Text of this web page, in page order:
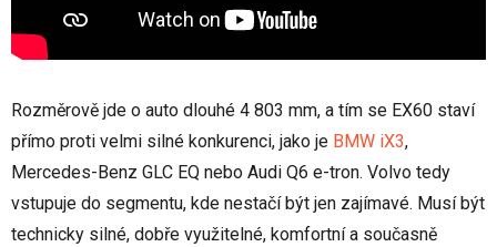
Rozměrově jde o auto dlouhé 4 803 mm, a tím se EX60 staví
přímo proti velmi silné konkurenci, jako je BMW iX3,
Mercedes-Benz GLC EQ nebo Audi Q6 e-tron. Volvo tedy
vstupuje do segmentu, kde nestačí být jen zajímavé. Musí být
technicky silné, dobře využitelné, komfortní a současně